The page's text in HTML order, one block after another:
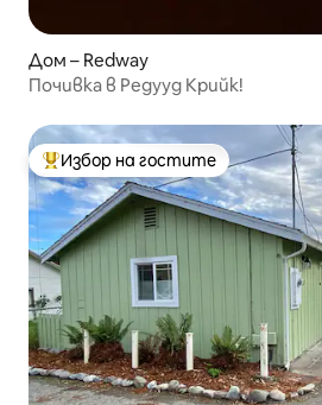
Дом – Redway
Почивка в Редууд Крийк!
Най-популярен избор на гостите
Избор на гостите